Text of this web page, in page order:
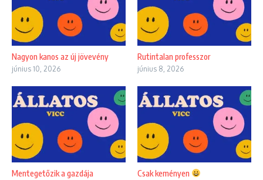
Nagyon kanos az új jövevény
június 10, 2026
Rutintalan professzor
június 8, 2026
Mentegetőzik a gazdája Csak keményen